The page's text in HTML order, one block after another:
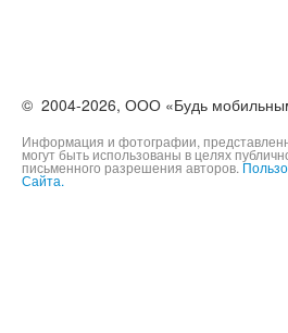
© 2004-2026, ООО «Будь
Информация и фотографии,
могут быть использованы в целях
письменного разрешения авторов.
Сайта.